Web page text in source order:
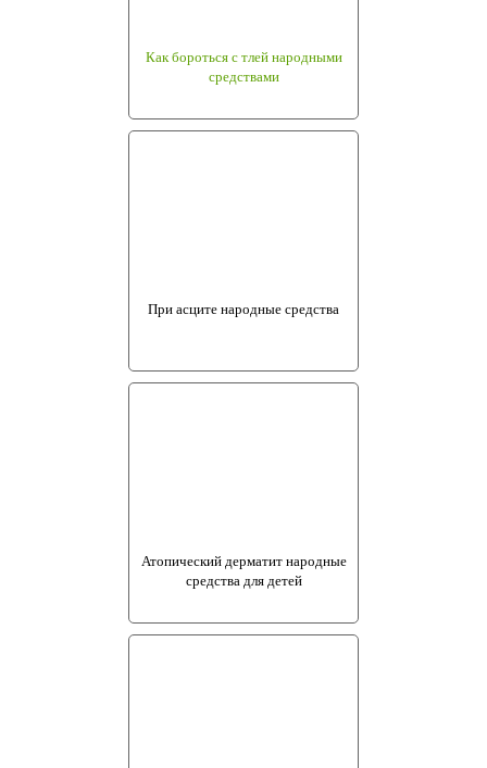
Как бороться с тлей народными
средствами
При асците народные средства
Атопический дерматит народные
средства для детей